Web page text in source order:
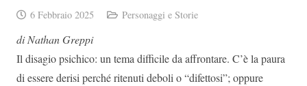
6 Febbraio 2025 Personaggi e Storie
di Nathan Greppi
Il disagio psichico: un tema difficile da affrontare. C’è la paura
di essere derisi perché ritenuti deboli o “difettosi”; oppure